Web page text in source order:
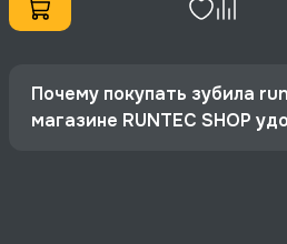
Почему покупать зубила
магазине RUNTEC SHOP